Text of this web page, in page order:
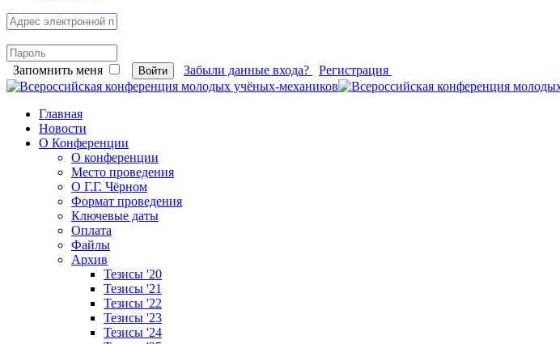
Запомнить меня Войти Забыли данные входа? Регистрация
Главная
Новости
О Конференции
О конференции
Место проведения
О Г.Г. Чёрном
Формат проведения
Ключевые даты
Оплата
Файлы
Архив
Тезисы '20
Тезисы '21
Тезисы '22
Тезисы '23
Тезисы '24